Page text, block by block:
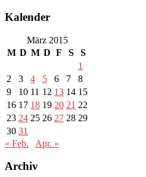
Kalender
März 2015
M D M D F S
S
1
2
3 4 5 6 7
8
9
10 11 12 13 14 15
16 17 18 19 20 21 22
23 24 25 26 27 28 29
30 31
« Feb.
Apr. »
Archiv